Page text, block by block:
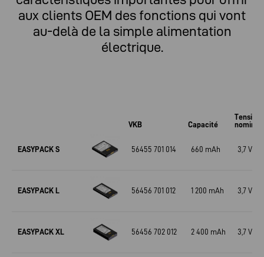
aux clients OEM des fonctions qui vont
au-delà de la simple alimentation
électrique.
VKB Capacité
Tension
EASYPACK S 56455 701 014 660 mAh 3,7 V
EASYPACK L 56456 701 012 1 200 mAh 3,7 V
EASYPACK XL 56456 702 012 2 400 mAh 3,7 V